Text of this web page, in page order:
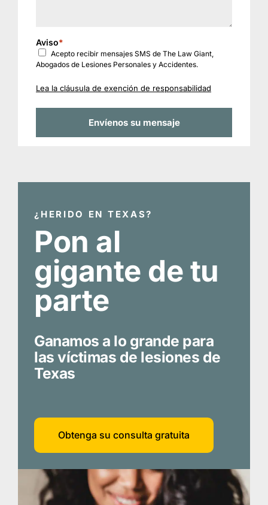
Aviso*
Acepto recibir mensajes SMS de The Law Giant,
Abogados de Lesiones Personales y Accidentes.
Lea la cláusula de exención de responsabilidad
¿HERIDO EN TEXAS?
Pon al
gigante de tu
parte
Ganamos a lo grande para
las víctimas de lesiones de
Texas
Obtenga su consulta gratuita